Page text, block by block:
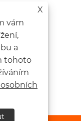
X
vám
a
tohoto